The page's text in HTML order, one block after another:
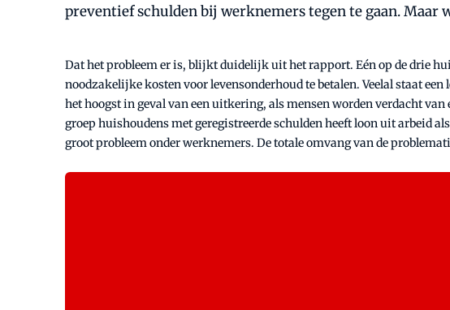
preventief schulden bij werknemers tegen te gaan. Maar
Dat het probleem er is, blijkt duidelijk uit het rapport. Eén op de drie
noodzakelijke kosten voor levensonderhoud te betalen. Veelal staat
het hoogst in geval van een uitkering, als mensen worden verdacht
groep huishoudens met geregistreerde schulden heeft loon uit arbeid
groot probleem onder werknemers. De totale omvang van de